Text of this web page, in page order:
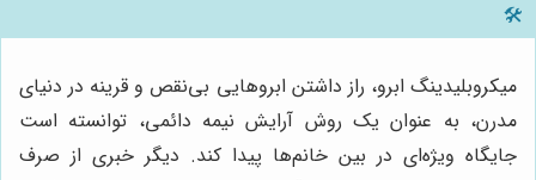
🛠️
میکروبلیدینگ ابرو، راز داشتن ابروهایی بی‌نقص و قرینه در دنیای
مدرن، به عنوان یک روش آرایش نیمه دائمی، توانسته است
جایگاه ویژه‌ای در بین خانم‌ها پیدا کند. دیگر خبری از صرف